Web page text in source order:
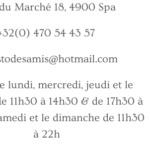
Marché 18, 4900 Spa
470 54 43 57
lundi, mercredi, jeudi et le
11h30 à 14h30 & de 17h30 à
et le dimanche de 11h30
à 22h